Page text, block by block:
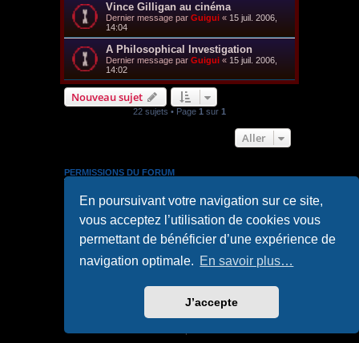
En poursuivant votre navigation sur ce site,
vous acceptez l’utilisation de cookies vous
permettant de bénéficier d’une expérience de
navigation optimale. En savoir plus…
J’accepte
Vince Gilligan au cinéma
Dernier message par Guigui « 15 juil. 2006,
14:04
A Philosophical Investigation
Dernier message par Guigui « 15 juil. 2006,
14:02
Nouveau sujet
22 sujets • Page 1 sur 1
Aller
PERMISSIONS DU FORUM
forum
ne pouvez pas
répondre aux sujets dans ce forum
Vousne pouvez pasmodifier vos messages dans ce
Vousne pouvez passupprimer vos messages dans ce
Vousne pouvez pastransférer de pièces jointes dans ce
Accueil du forum